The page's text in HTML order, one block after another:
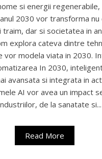
si energii regenerabile,
2030 vor transforma nu
traim, dar si societatea in
explora cateva dintre
vor modela viata in 2030.
In 2030,
avansata si integrata in
AI vor avea un impact
de la sanatate si...
Read More